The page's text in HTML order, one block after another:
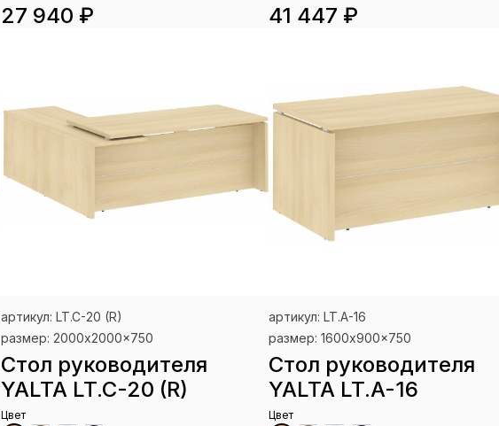
27 940 ₽ 41 447 ₽
артикул: LT.C-20 (R)
размер: 2000x2000x750
Стол руководителя
YALTA LT.C-20 (R)
Цвет
артикул: LT.A-16
размер: 1600x900x750
Стол руководителя
YALTA LT.A-16
Цвет